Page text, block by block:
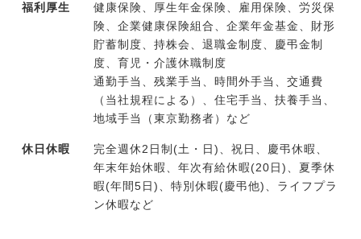
福利厚生
健康保険、厚生年金保険、雇用保険、労災保
険、企業健康保険組合、企業年金基金、財形
貯蓄制度、持株会、退職金制度、慶弔金制
度、育児・介護休職制度
通勤手当、残業手当、時間外手当、交通費
（当社規程による）、住宅手当、扶養手当、
地域手当（東京勤務者）など
休日休暇
完全週休2日制(土・日)、祝日、慶弔休暇、
年末年始休暇、年次有給休暇(20日)、夏季休
暇(年間5日)、特別休暇(慶弔他)、ライフプラ
ン休暇など